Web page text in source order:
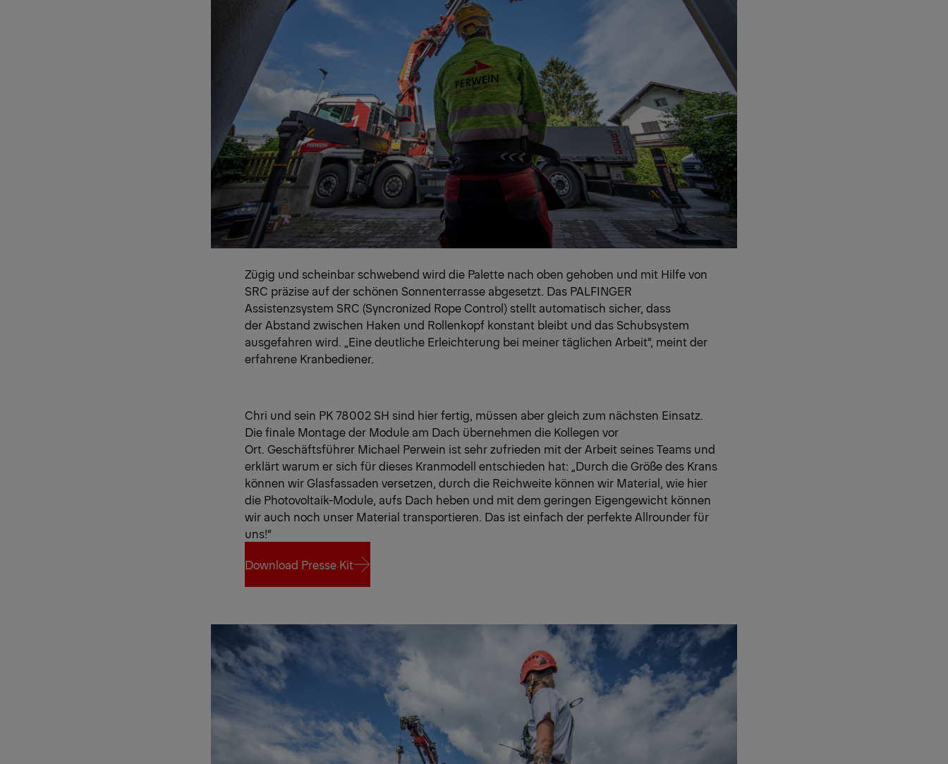
Zügig und scheinbar schwebend wird die Palette nach oben gehoben und mit Hilfe von
SRC präzise auf der schönen Sonnenterrasse abgesetzt. Das PALFINGER
Assistenzsystem SRC (Syncronized Rope Control) stellt automatisch sicher, dass
der Abstand zwischen Haken und Rollenkopf konstant bleibt und das Schubsystem
ausgefahren wird. „Eine deutliche Erleichterung bei meiner täglichen Arbeit“, meint der
erfahrene Kranbediener.
Chri und sein PK 78002 SH sind hier fertig, müssen aber gleich zum nächsten Einsatz.
Die finale Montage der Module am Dach übernehmen die Kollegen vor
Ort. Geschäftsführer Michael Perwein ist sehr zufrieden mit der Arbeit seines Teams und
erklärt warum er sich für dieses Kranmodell entschieden hat: „Durch die Größe des Krans
können wir Glasfassaden versetzen, durch die Reichweite können wir Material, wie hier
die Photovoltaik-Module, aufs Dach heben und mit dem geringen Eigengewicht können
wir auch noch unser Material transportieren. Das ist einfach der perfekte Allrounder für
uns!“
Download Presse Kit